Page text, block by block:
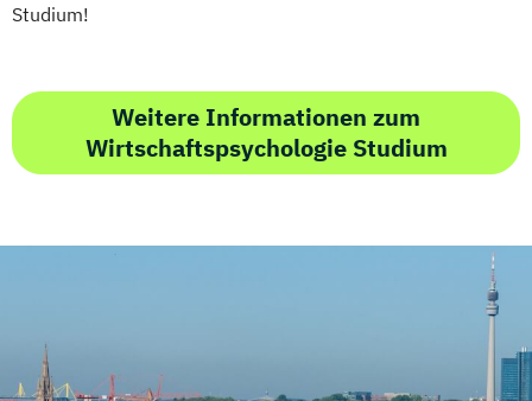
Studium!
Weitere Informationen zum
Wirtschaftspsychologie Studium